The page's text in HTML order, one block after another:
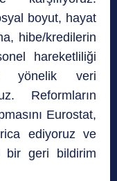
boyut, hayat
hibe/kredilerin
hareketliliği
yönelik veri
Reformların
Eurostat,
ediyoruz ve
bir geri bildirim